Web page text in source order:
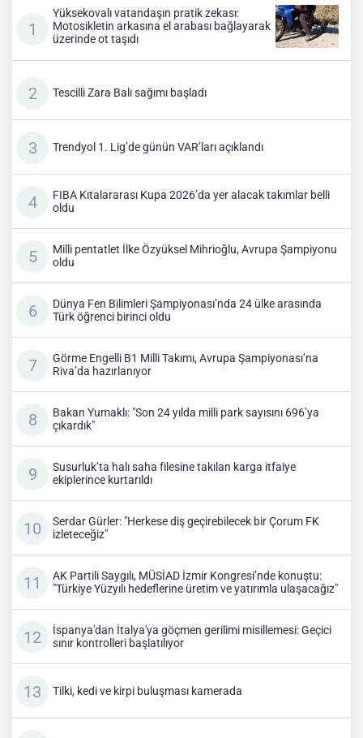
Yüksekovalı vatandaşın pratik zekası:
Motosikletin arkasına el arabası bağlayarak
üzerinde ot taşıdı
Tescilli Zara Balı sağımı başladı
Trendyol 1. Lig’de günün VAR’ları açıklandı
FIBA Kıtalararası Kupa 2026’da yer alacak takımlar belli
oldu
Milli pentatlet İlke Özyüksel Mihrioğlu, Avrupa Şampiyonu
oldu
Dünya Fen Bilimleri Şampiyonası’nda 24 ülke arasında
Türk öğrenci birinci oldu
Görme Engelli B1 Milli Takımı, Avrupa Şampiyonası’na
Riva’da hazırlanıyor
Bakan Yumaklı: "Son 24 yılda milli park sayısını 696’ya
çıkardık"
Susurluk’ta halı saha filesine takılan karga itfaiye
ekiplerince kurtarıldı
Serdar Gürler: "Herkese diş geçirebilecek bir Çorum FK
izleteceğiz"
AK Partili Saygılı, MÜSİAD İzmir Kongresi’nde konuştu:
"Türkiye Yüzyılı hedeflerine üretim ve yatırımla ulaşacağız"
İspanya'dan İtalya'ya göçmen gerilimi misillemesi: Geçici
sınır kontrolleri başlatılıyor
Tilki, kedi ve kirpi buluşması kamerada